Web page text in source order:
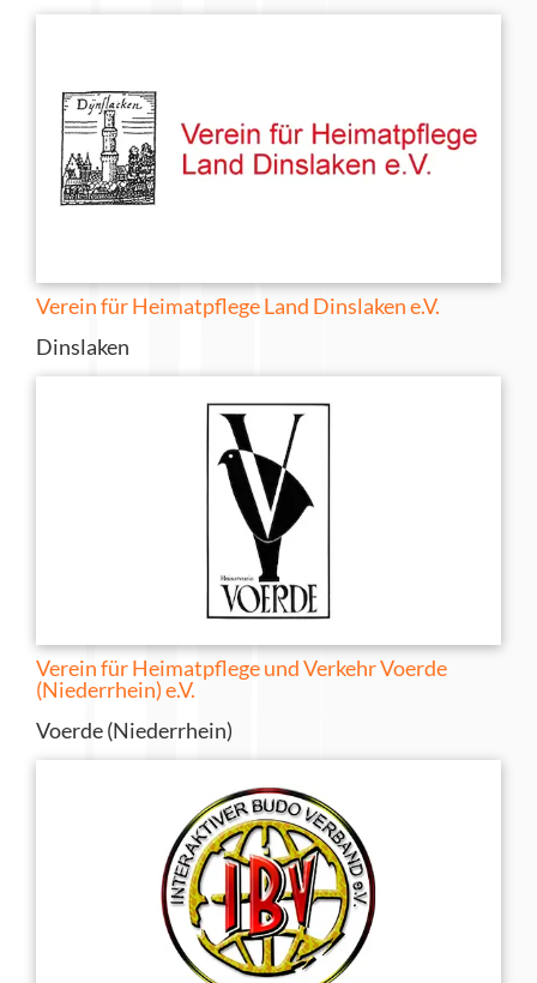
Verein für Heimatpflege Land Dinslaken e.V.
Dinslaken
Verein für Heimatpflege und Verkehr Voerde
(Niederrhein) e.V.
Voerde (Niederrhein)